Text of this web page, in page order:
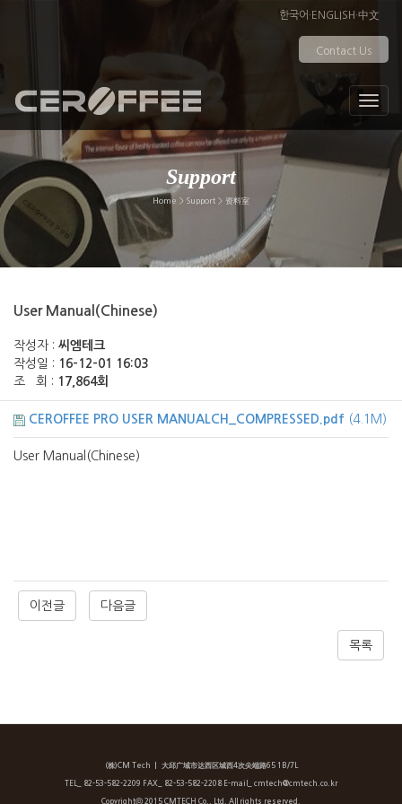
한국어 · ENGLISH ·中文
Contact Us
Support
Home > Support > 资料室
User Manual(Chinese)
작성자 : 씨엠테크
작성일 : 16-12-01 16:03
조 회 : 17,864회
CEROFFEE PRO USER MANUALCH_COMPRESSED.pdf (4.1M)
User Manual(Chinese)
이전글 다음글
목록
(株)CM Tech ㅣ 大邱广域市达西区城西4次尖端路65 1B/7L
TEL_ 82-53-582-2209 FAX_ 82-53-582-2208 E-mail_ cmtech@cmtech.co.kr
Copyrightⓒ 2015 CMTECH Co., Ltd. All rights reserved.